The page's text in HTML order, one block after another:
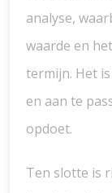
analyse,
waarde en
termijn. Het
en aan te
opdoet.
Ten slotte is